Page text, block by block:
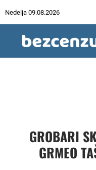
Nedelja 09.08.2026
GROBARI
GRMEO